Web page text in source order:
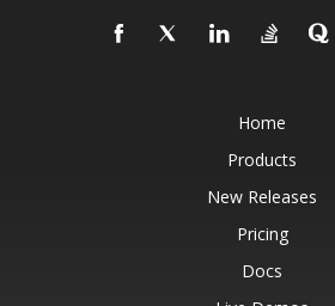
Home
Products
New Releases
Pricing
Docs